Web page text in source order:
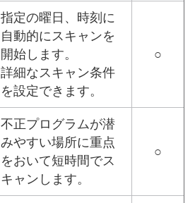
指定の曜日、時刻に
自動的にスキャンを
開始します。
詳細なスキャン条件
を設定できます。
○
不正プログラムが潜
みやすい場所に重点
をおいて短時間でス
キャンします。
○